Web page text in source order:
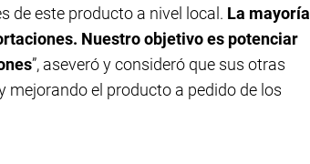
de este producto a nivel local. La mayoría
Nuestro objetivo es potenciar
”, aseveró y consideró que sus otras
el producto a pedido de los